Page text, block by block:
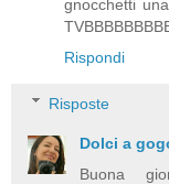
gnocchetti
Rispondi
Risposte
Dolci a
Buona